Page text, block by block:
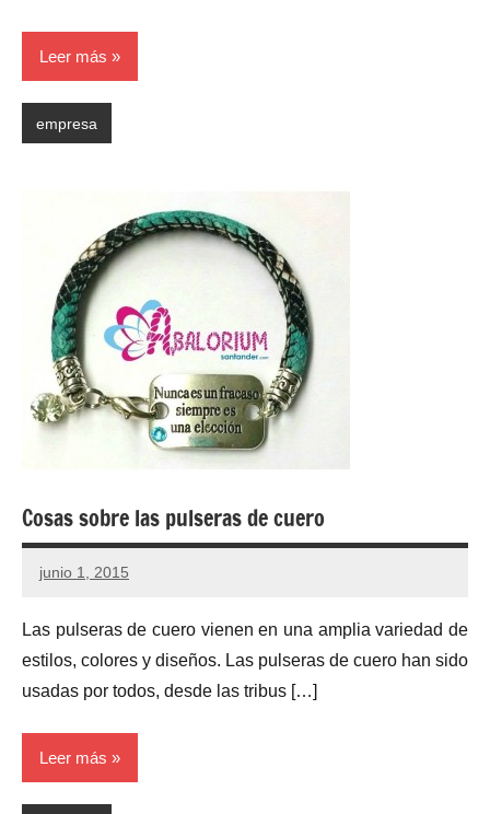
Leer más
empresa
Cosas sobre las pulseras de cuero
junio 1, 2015
No
comentarios
Las pulseras de cuero vienen en una amplia variedad de
estilos, colores y diseños. Las pulseras de cuero han sido
usadas ​​por todos, desde las tribus […]
Leer más